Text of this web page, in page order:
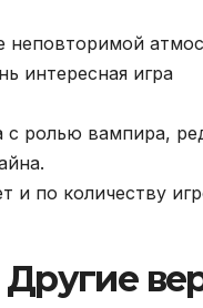
интересная игра
с ролью вампира,
и по количеству
Другие